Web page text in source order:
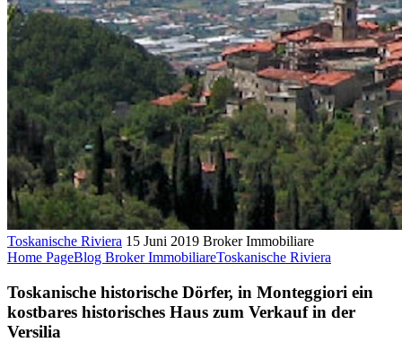
Toskanische Riviera 15 Juni 2019 Broker Immobiliare
Home PageBlog Broker ImmobiliareToskanische Riviera
Toskanische historische Dörfer, in Monteggiori ein
kostbares historisches Haus zum Verkauf in der
Versilia